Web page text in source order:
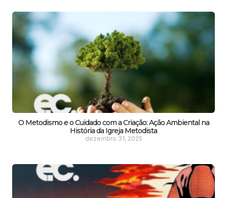
O Metodismo e o Cuidado com a Criação: Ação Ambiental na
História da Igreja Metodista
dezembro 31, 2025